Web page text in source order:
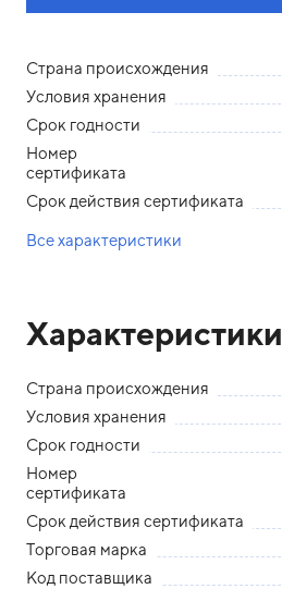
Страна происхождения
Условия хранения
Срок годности
Номер
сертификата
Срок действия сертификата
Все характеристики
Характеристики
Страна происхождения
Условия хранения
Срок годности
Номер
сертификата
Срок действия сертификата
Торговая марка
Код поставщика